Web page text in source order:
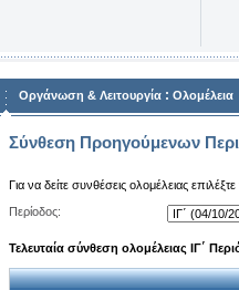
Οργάνωση & Λειτουργία : Ολομέλεια
Σύνθεση Προηγούμενων
Για να δείτε συνθέσεις ολομέλειας
Περίοδος:
Τελευταία σύνθεση ολομέλειας ΙΓ΄